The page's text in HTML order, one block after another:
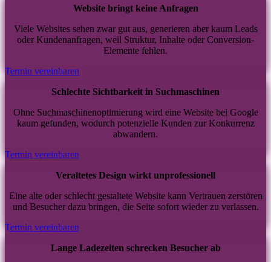
Website bringt keine Anfragen
Viele Websites sehen zwar gut aus, generieren aber kaum Leads
oder Kundenanfragen, weil Struktur, Inhalte oder Conversion-
Elemente fehlen.
Termin vereinbaren
Schlechte Sichtbarkeit in Suchmaschinen
Ohne Suchmaschinenoptimierung wird eine Website bei Google
kaum gefunden, wodurch potenzielle Kunden zur Konkurrenz
abwandern.
Termin vereinbaren
Veraltetes Design wirkt unprofessionell
Eine alte oder schlecht gestaltete Website kann Vertrauen zerstören
und Besucher dazu bringen, die Seite sofort wieder zu verlassen.
Termin vereinbaren
Lange Ladezeiten schrecken Besucher ab